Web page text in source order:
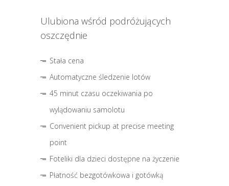
Ulubiona wśród podróżujących
oszczędnie
Stała cena
Automatyczne śledzenie lotów
45 minut czasu oczekiwania po
wylądowaniu samolotu
Convenient pickup at precise meeting
point
Foteliki dla dzieci dostępne na życzenie
Płatność bezgotówkowa i gotówką